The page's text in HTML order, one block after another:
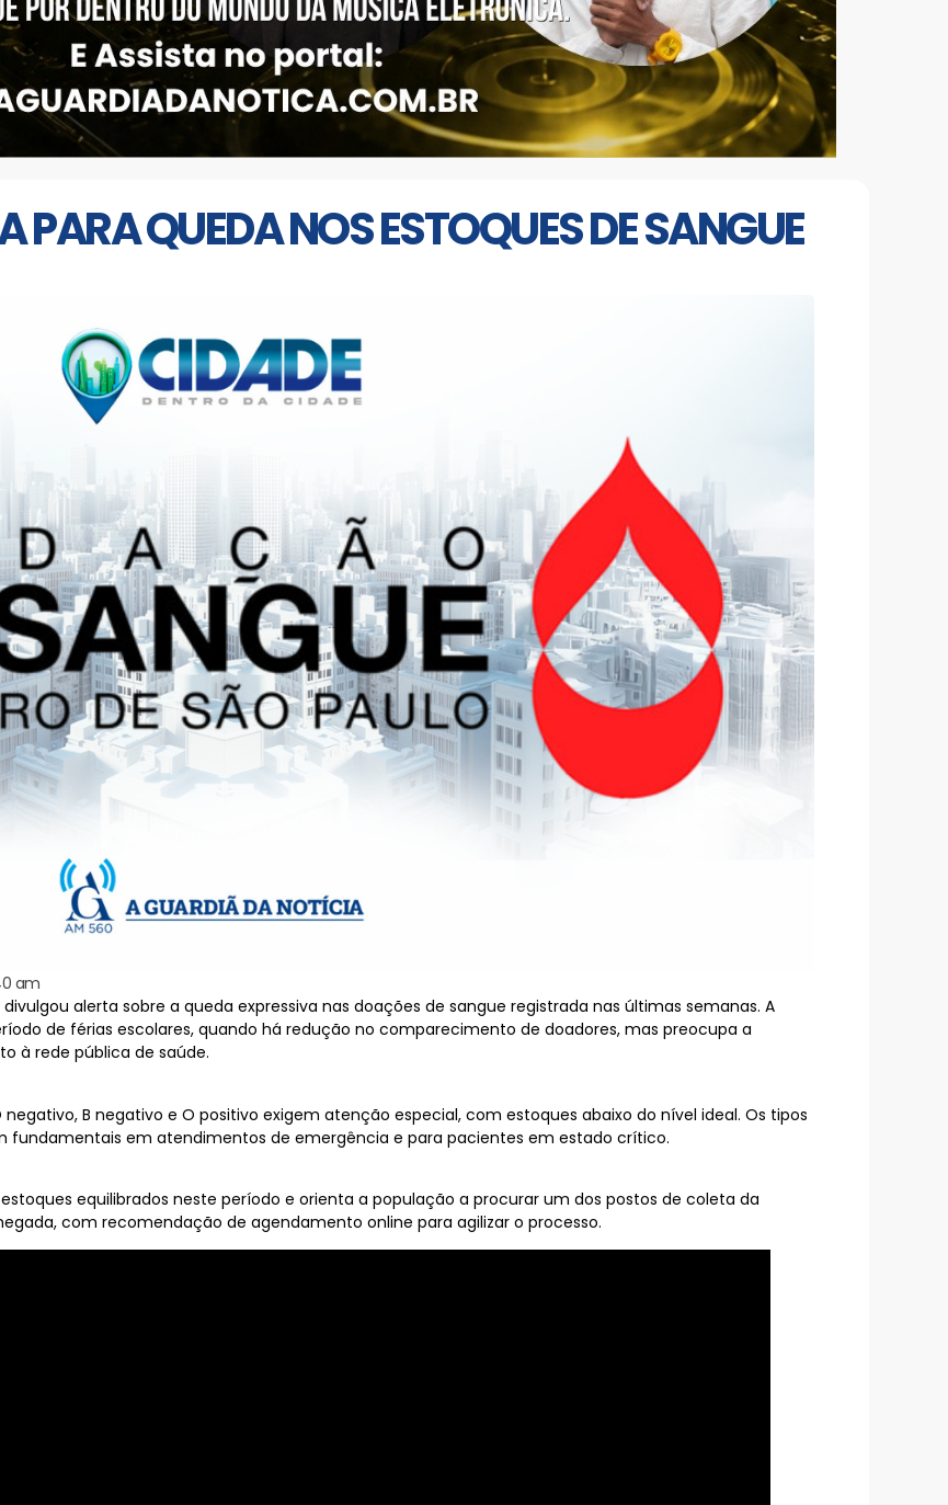
PARA QUEDA NOS ESTOQUES DE SANGUE
am
alerta sobre a queda expressiva nas doações de sangue registrada nas últimas semanas. A
de férias escolares, quando há redução no comparecimento de doadores, mas preocupa a
à rede pública de saúde.
B negativo e O positivo exigem atenção especial, com estoques abaixo do nível ideal. Os tipos
fundamentais em atendimentos de emergência e para pacientes em estado crítico.
equilibrados neste período e orienta a população a procurar um dos postos de coleta da
com recomendação de agendamento online para agilizar o processo.